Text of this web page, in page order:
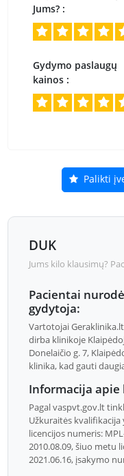
Jums? :
Gydymo paslaugų
kainos :
Palikti
DUK
Jums kilo klausimų?
Pacientai
gydytoja:
Vartotojai
dirba klinikoje
Donelaičio g. 7,
klinika, kad gauti
Informacija apie
Pagal vaspvt.gov.lt
Užkuraitės
licencijos numeris:
2010.08.09, šiuo metu
2021.06.16, įsakymo